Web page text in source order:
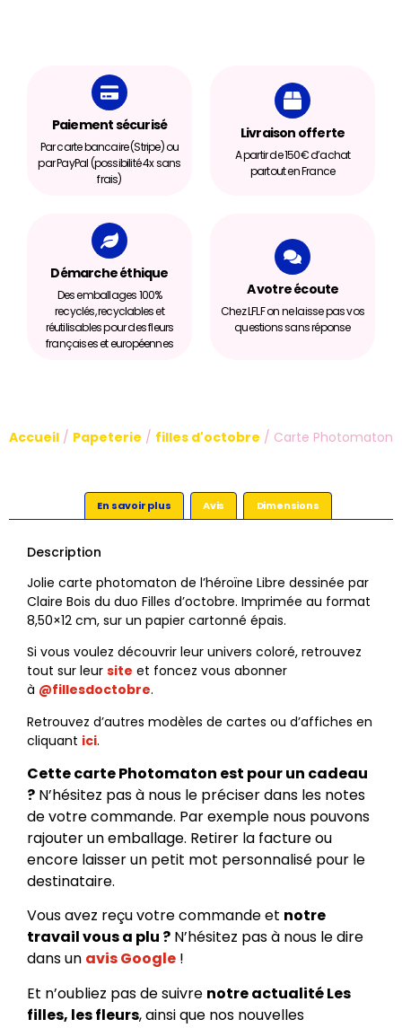
Paiement sécurisé
Par carte bancaire (Stripe) ou
par PayPal (possibilité 4x sans
frais)
Livraison offerte
A partir de 150€ d’achat
partout en France
Démarche éthique
Des emballages 100%
recyclés, recyclables et
réutilisables pour des fleurs
françaises et européennes
A votre écoute
Chez LFLF on ne laisse pas vos
questions sans réponse
Accueil / Papeterie / filles d'octobre / Carte Photomaton
En savoir plus Avis Dimensions
Description
Jolie carte photomaton de l’héroïne Libre dessinée par
Claire Bois du duo Filles d’octobre. Imprimée au format
8,50×12 cm, sur un papier cartonné épais.
Si vous voulez découvrir leur univers coloré, retrouvez
tout sur leur site et foncez vous abonner
à @fillesdoctobre.
Retrouvez d’autres modèles de cartes ou d’affiches en
cliquant ici.
Cette carte Photomaton est pour un cadeau
? N’hésitez pas à nous le préciser dans les notes
de votre commande. Par exemple nous pouvons
rajouter un emballage. Retirer la facture ou
encore laisser un petit mot personnalisé pour le
destinataire.
Vous avez reçu votre commande et notre
travail vous a plu ? N’hésitez pas à nous le dire
dans un avis Google !
Et n’oubliez pas de suivre notre actualité Les
filles, les fleurs, ainsi que nos nouvelles